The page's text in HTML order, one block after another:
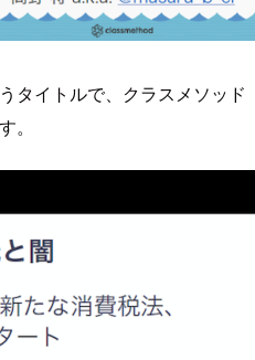
タイトルで、クラスメソッド
。